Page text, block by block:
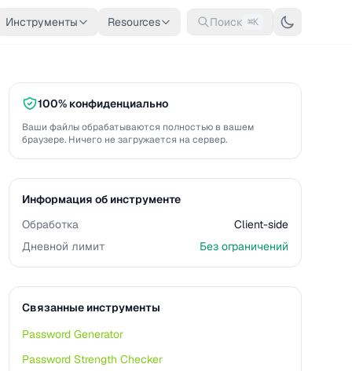
Инструменты Resources Поиск ⌘K
100% конфиденциально
Ваши файлы обрабатываются полностью в вашем
браузере. Ничего не загружается на сервер.
Информация об инструменте
Обработка
Client-side
Дневной лимит
Без ограничений
Связанные инструменты
Password Generator
Password Strength Checker